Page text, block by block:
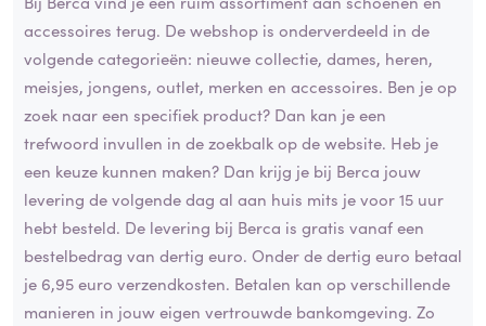
accessoires terug. De webshop is onderverdeeld in de
volgende categorieën: nieuwe collectie, dames, heren,
meisjes, jongens, outlet, merken en accessoires. Ben je op
zoek naar een specifiek product? Dan kan je een
trefwoord invullen in de zoekbalk op de website. Heb je
een keuze kunnen maken? Dan krijg je bij Berca jouw
levering de volgende dag al aan huis mits je voor 15 uur
hebt besteld. De levering bij Berca is gratis vanaf een
bestelbedrag van dertig euro. Onder de dertig euro betaal
je 6,95 euro verzendkosten. Betalen kan op verschillende
manieren in jouw eigen vertrouwde bankomgeving. Zo